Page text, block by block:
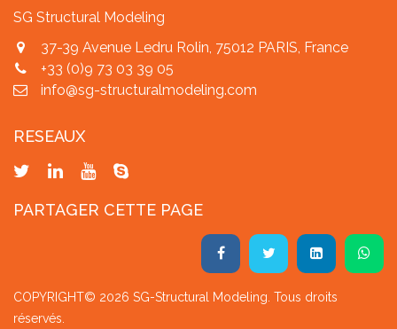
SG Structural Modeling
37-39 Avenue Ledru Rolin, 75012 PARIS, France
+33 (0)9 73 03 39 05
info@sg-structuralmodeling.com
RESEAUX
PARTAGER CETTE PAGE
COPYRIGHT© 2026 SG-Structural Modeling. Tous droits
réservés.